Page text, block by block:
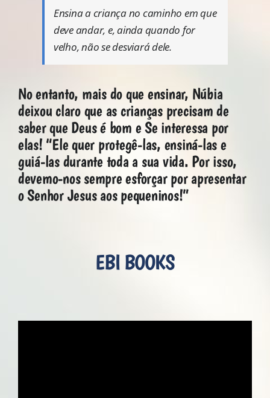
Ensina a criança no caminho em que
deve andar, e, ainda quando for
velho, não se desviará dele.
No entanto, mais do que ensinar, Núbia
deixou claro que as crianças precisam de
saber que Deus é bom e Se interessa por
elas! “Ele quer protegê-las, ensiná-las e
guiá-las durante toda a sua vida. Por isso,
devemo-nos sempre esforçar por apresentar
o Senhor Jesus aos pequeninos!”
EBI BOOKS